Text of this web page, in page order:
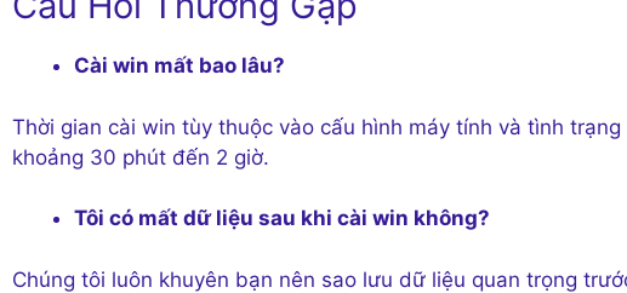
Cài win mất bao lâu?
Thời gian cài win tùy thuộc vào cấu hình máy tính và tình
khoảng 30 phút đến 2 giờ.
Tôi có mất dữ liệu sau khi cài win không?
Chúng tôi luôn khuyên bạn nên sao lưu dữ liệu quan trọng